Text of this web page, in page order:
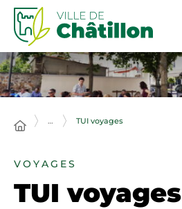
… TUI voyages
VOYAGES
TUI voyages